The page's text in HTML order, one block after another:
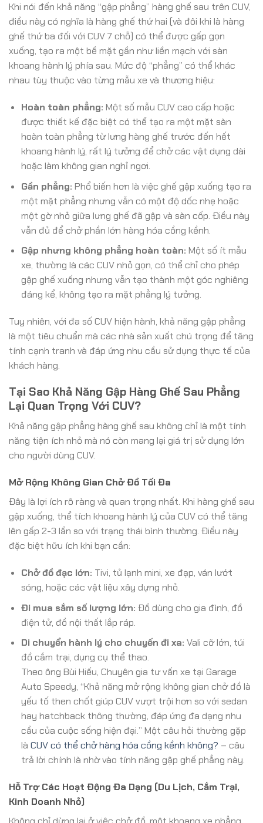
Khi nói đến khả năng “gập phẳng” hàng ghế sau trên CUV,
điều này có nghĩa là hàng ghế thứ hai (và đôi khi là hàng
ghế thứ ba đối với CUV 7 chỗ) có thể được gấp gọn
xuống, tạo ra một bề mặt gần như liền mạch với sàn
khoang hành lý phía sau. Mức độ “phẳng” có thể khác
nhau tùy thuộc vào từng mẫu xe và thương hiệu:
Hoàn toàn phẳng: Một số mẫu CUV cao cấp hoặc
được thiết kế đặc biệt có thể tạo ra một mặt sàn
hoàn toàn phẳng từ lưng hàng ghế trước đến hết
khoang hành lý, rất lý tưởng để chở các vật dụng dài
hoặc làm không gian nghỉ ngơi.
Gần phẳng: Phổ biến hơn là việc ghế gập xuống tạo ra
một mặt phẳng nhưng vẫn có một độ dốc nhẹ hoặc
một gờ nhỏ giữa lưng ghế đã gập và sàn cốp. Điều này
vẫn đủ để chở phần lớn hàng hóa cồng kềnh.
Gập nhưng không phẳng hoàn toàn: Một số ít mẫu
xe, thường là các CUV nhỏ gọn, có thể chỉ cho phép
gập ghế xuống nhưng vẫn tạo thành một góc nghiêng
đáng kể, không tạo ra mặt phẳng lý tưởng.
Tuy nhiên, với đa số CUV hiện hành, khả năng gập phẳng
là một tiêu chuẩn mà các nhà sản xuất chú trọng để tăng
tính cạnh tranh và đáp ứng nhu cầu sử dụng thực tế của
khách hàng.
Tại Sao Khả Năng Gập Hàng Ghế Sau Phẳng
Lại Quan Trọng Với CUV?
Khả năng gập phẳng hàng ghế sau không chỉ là một tính
năng tiện ích nhỏ mà nó còn mang lại giá trị sử dụng lớn
cho người dùng CUV.
Mở Rộng Không Gian Chở Đồ Tối Đa
Đây là lợi ích rõ ràng và quan trọng nhất. Khi hàng ghế sau
gập xuống, thể tích khoang hành lý của CUV có thể tăng
lên gấp 2-3 lần so với trạng thái bình thường. Điều này
đặc biệt hữu ích khi bạn cần:
Chở đồ đạc lớn: Tivi, tủ lạnh mini, xe đạp, ván lướt
sóng, hoặc các vật liệu xây dựng nhỏ.
Đi mua sắm số lượng lớn: Đồ dùng cho gia đình, đồ
điện tử, đồ nội thất lắp ráp.
Di chuyển hành lý cho chuyến đi xa: Vali cỡ lớn, túi
đồ cắm trại, dụng cụ thể thao.
Theo ông Bùi Hiếu, Chuyên gia tư vấn xe tại Garage
Auto Speedy, “Khả năng mở rộng không gian chở đồ là
yếu tố then chốt giúp CUV vượt trội hơn so với sedan
hay hatchback thông thường, đáp ứng đa dạng nhu
cầu của cuộc sống hiện đại.” Một câu hỏi thường gặp
là CUV có thể chở hàng hóa cồng kềnh không? – câu
trả lời chính là nhờ vào tính năng gập ghế phẳng này.
Hỗ Trợ Các Hoạt Động Đa Dạng (Du Lịch, Cắm Trại,
Kinh Doanh Nhỏ)